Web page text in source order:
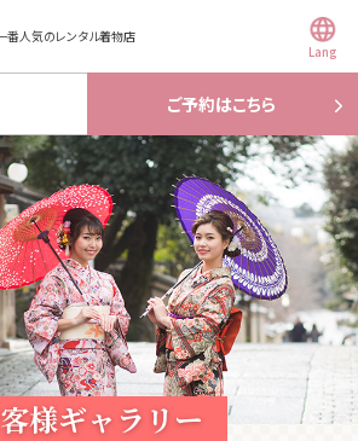
番人気のレンタル着物店
Lang
ご予約はこちら
様ギャラリー